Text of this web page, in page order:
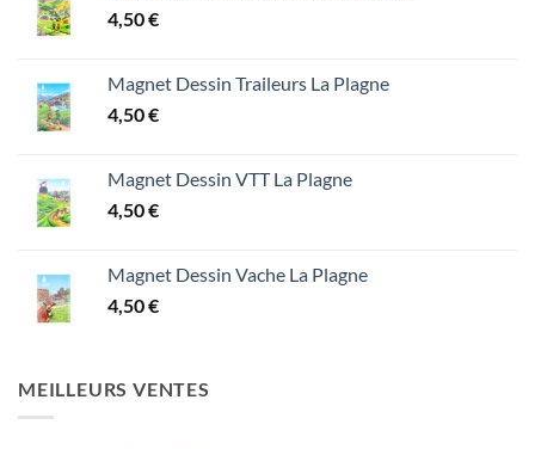
4,50€
Magnet Dessin Traileurs La Plagne
4,50€
Magnet Dessin VTT La Plagne
4,50€
Magnet Dessin Vache La Plagne
4,50€
MEILLEURS VENTES